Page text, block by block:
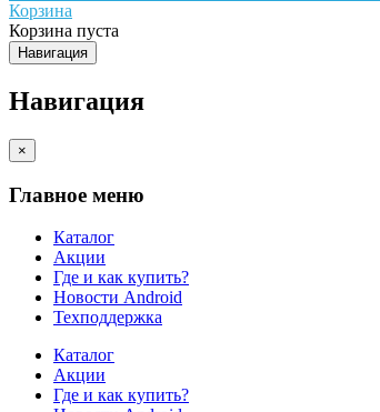
Корзина
Корзина пуста
Навигация
Навигация
×
Главное меню
Каталог
Акции
Где и как купить?
Новости Android
Техподдержка
Каталог
Акции
Где и как купить?